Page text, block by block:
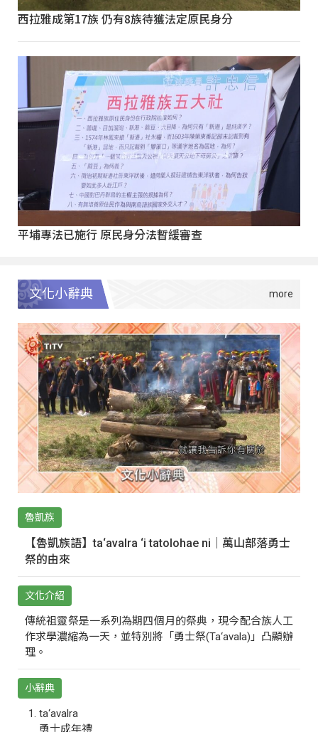
西拉雅成第17族 仍有8族待獲法定原民身分
平埔專法已施行 原民身分法暫緩審查
文化小辭典
魯凱族
【魯凱族語】ta‘avalra ‘i tatolohae ni｜萬山部落勇士
祭的由來
文化介紹
傳統祖靈祭是一系列為期四個月的祭典，現今配合族人工
作求學濃縮為一天，並特別將「勇士祭(Ta‘avala)」凸顯辦
理。
小辭典
ta‘avalra
勇士成年禮